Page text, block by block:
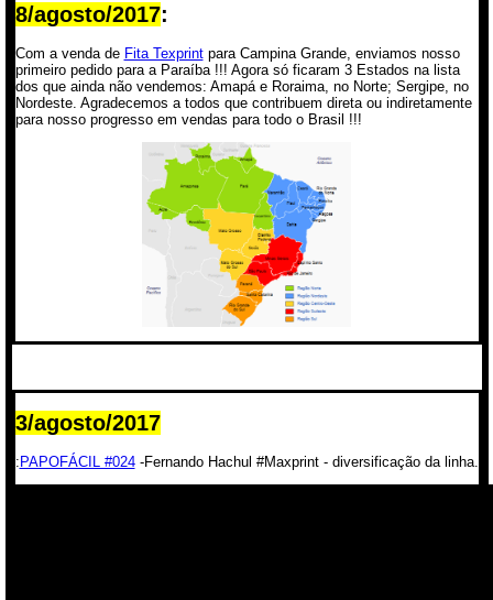
8/agosto/2017:
Com a venda de Fita Texprintpara Campina Grande, enviamos nosso
primeiro pedido para a Paraíba !!! Agora só ficaram 3 Estados na lista
dos que ainda não vendemos: Amapá e Roraima, no Norte; Sergipe, no
Nordeste. Agradecemos a todos que contribuem direta ou indiretamente
para nosso progresso em vendas para todo o Brasil !!!
3/agosto/2017
: PAPOFÁCIL #024-Fernando Hachul #Maxprint - diversificação da linha.